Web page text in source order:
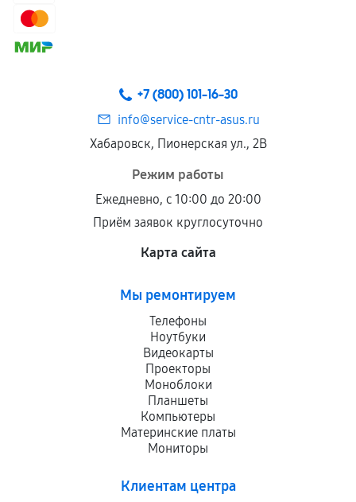
+7 (800) 101-16-30
info@service-cntr-asus.ru
Хабаровск, Пионерская ул., 2В
Режим работы
Ежедневно, с 10:00 до 20:00
Приём заявок круглосуточно
Карта сайта
Мы ремонтируем
Телефоны
Ноутбуки
Видеокарты
Проекторы
Моноблоки
Планшеты
Компьютеры
Материнские платы
Мониторы
Клиентам центра